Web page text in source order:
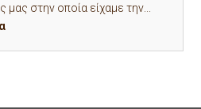
στην οποία είχαμε την...